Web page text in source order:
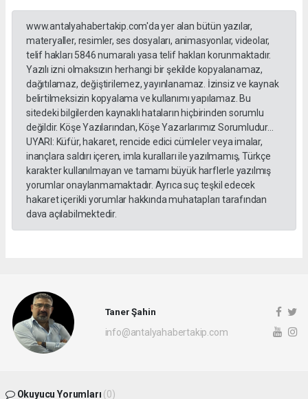
www.antalyahabertakip.com'da yer alan bütün yazılar,
materyaller, resimler, ses dosyaları, animasyonlar, videolar,
telif hakları 5846 numaralı yasa telif hakları korunmaktadır.
Yazılı izni olmaksızın herhangi bir şekilde kopyalanamaz,
dağıtılamaz, değiştirilemez, yayınlanamaz. İzinsiz ve kaynak
belirtilmeksizin kopyalama ve kullanımı yapılamaz. Bu
sitedeki bilgilerden kaynaklı hataların hiçbirinden sorumlu
değildir. Köşe Yazılarından, Köşe Yazarlarımız Sorumludur...
UYARI: Küfür, hakaret, rencide edici cümleler veya imalar,
inançlara saldırı içeren, imla kuralları ile yazılmamış, Türkçe
karakter kullanılmayan ve tamamı büyük harflerle yazılmış
yorumlar onaylanmamaktadır. Ayrıca suç teşkil edecek
hakaret içerikli yorumlar hakkında muhatapları tarafından
dava açılabilmektedir.
Taner Şahin
info@antalyahabertakip.com
Okuyucu Yorumları (0)